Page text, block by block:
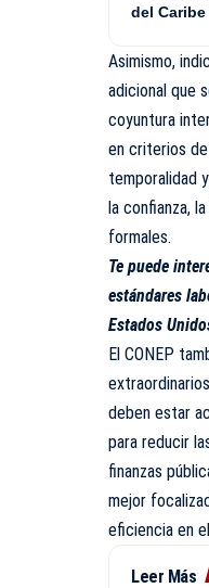
del
Asimismo,
adicional que
coyuntura
en criterios
temporalidad
la confianza,
formales.
Te puede
estándares
Estados
El CONEP
deben estar
para reducir
finanzas
mejor
eficiencia en
Leer Más